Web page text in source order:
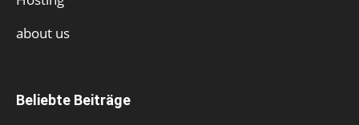
about us
Beliebte Beiträge